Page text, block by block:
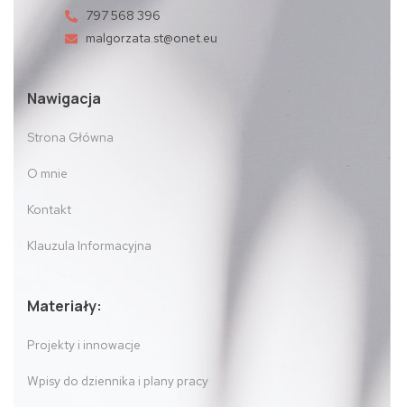
797 568 396
malgorzata.st@onet.eu
Nawigacja
Strona Główna
O mnie
Kontakt
Klauzula Informacyjna
Materiały:
Projekty i innowacje
Wpisy do dziennika i plany pracy